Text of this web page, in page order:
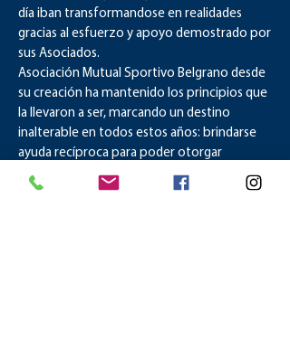
día iban transformandose en realidades
gracias al esfuerzo y apoyo demostrado por
sus Asociados.
Asociación Mutual Sportivo Belgrano desde
su creación ha mantenido los principios que
la llevaron a ser, marcando un destino
inalterable en todos estos años: brindarse
ayuda recíproca para poder otorgar
soluciones a las necesidades que demanda la
comunidad.